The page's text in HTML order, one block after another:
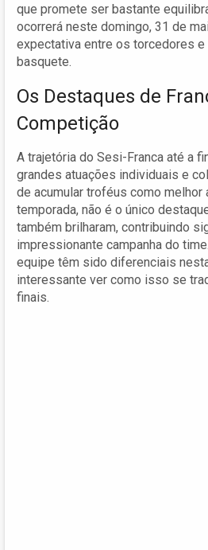
que promete ser bastante
ocorrerá neste domingo, 31 de
expectativa entre os torcedores e
basquete.
Os Destaques de
Competição
A trajetória do Sesi-Franca até a
grandes atuações individuais e
de acumular troféus como melhor
temporada, não é o único
também brilharam, contribuindo
impressionante campanha do
equipe têm sido diferenciais
interessante ver como isso se
finais.